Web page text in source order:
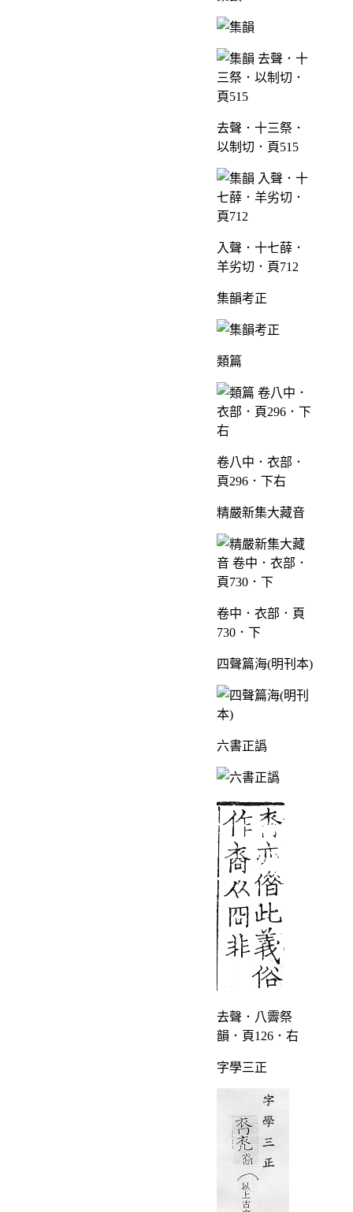
去聲．十三祭．
以制切．頁515
入聲．十七薛．
羊劣切．頁712
集韻考正
類篇
卷八中．衣部．
頁296．下右
精嚴新集大藏音
卷中．衣部．頁
730．下
四聲篇海(明刊本)
六書正譌
去聲．八霽祭
韻．頁126．右
字學三正